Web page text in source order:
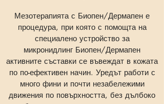
Мезотерапията с Биопен/Дермапен е
процедура, при която с помощта на
специалено устройство за
микронидлинг Биопен/Дермапен
активните съставки се въвеждат в кожата
по по-ефективен начин. Уредът работи с
много фини и почти незабележими
движения по повърхността, без дълбоко